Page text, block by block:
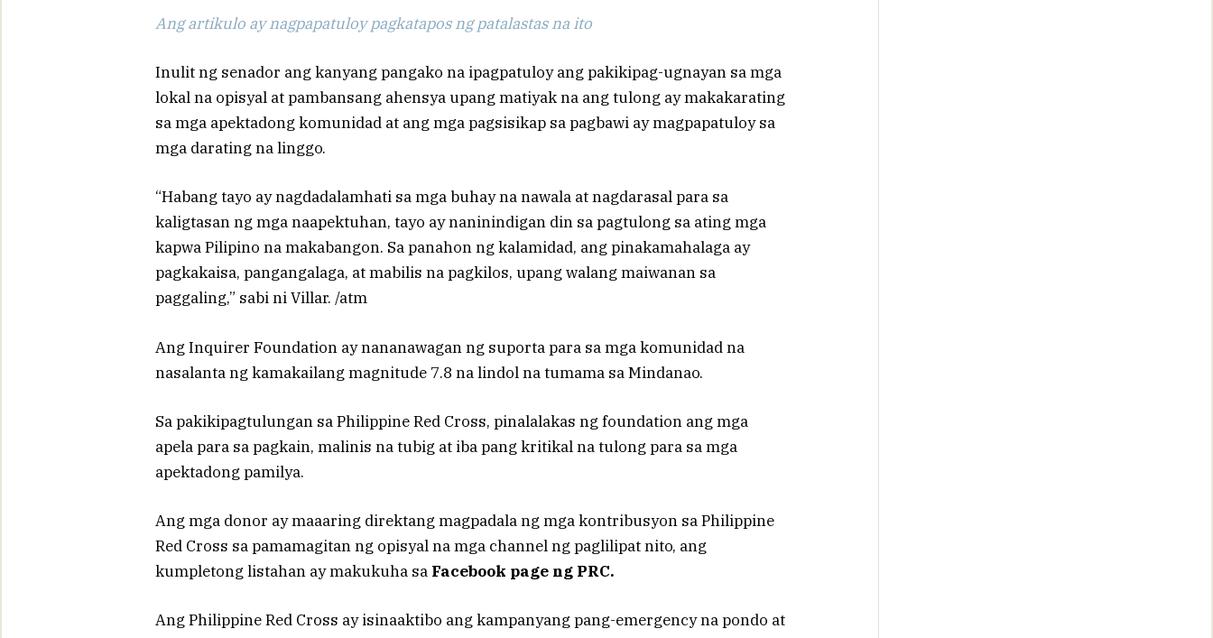
Ang artikulo ay nagpapatuloy pagkatapos ng patalastas na ito
Inulit ng senador ang kanyang pangako na ipagpatuloy ang pakikipag-ugnayan sa mga
lokal na opisyal at pambansang ahensya upang matiyak na ang tulong ay makakarating
sa mga apektadong komunidad at ang mga pagsisikap sa pagbawi ay magpapatuloy sa
mga darating na linggo.
“Habang tayo ay nagdadalamhati sa mga buhay na nawala at nagdarasal para sa
kaligtasan ng mga naapektuhan, tayo ay naninindigan din sa pagtulong sa ating mga
kapwa Pilipino na makabangon. Sa panahon ng kalamidad, ang pinakamahalaga ay
pagkakaisa, pangangalaga, at mabilis na pagkilos, upang walang maiwanan sa
paggaling,” sabi ni Villar. /atm
Ang Inquirer Foundation ay nananawagan ng suporta para sa mga komunidad na
nasalanta ng kamakailang magnitude 7.8 na lindol na tumama sa Mindanao.
Sa pakikipagtulungan sa Philippine Red Cross, pinalalakas ng foundation ang mga
apela para sa pagkain, malinis na tubig at iba pang kritikal na tulong para sa mga
apektadong pamilya.
Ang mga donor ay maaaring direktang magpadala ng mga kontribusyon sa Philippine
Red Cross sa pamamagitan ng opisyal na mga channel ng paglilipat nito, ang
kumpletong listahan ay makukuha sa Facebook page ng PRC.
Ang Philippine Red Cross ay isinaaktibo ang kampanyang pang-emergency na pondo at